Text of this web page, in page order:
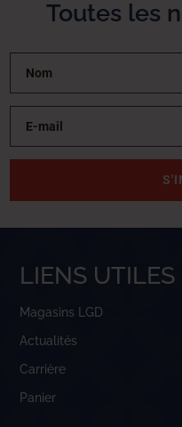
Toutes les
LIENS UTILES
Magasins LGD
Actualités
Carrière
Panier